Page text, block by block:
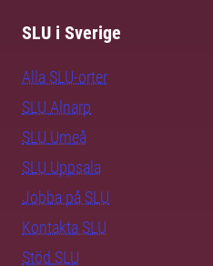
SLU i Sverige
Alla SLU-orter
SLU Alnarp
SLU Umeå
SLU Uppsala
Jobba på SLU
Kontakta SLU
Stöd SLU